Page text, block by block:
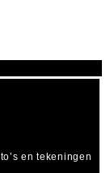
en tekeningen